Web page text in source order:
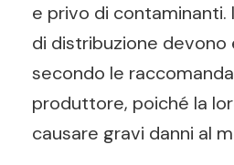
e privo di contaminanti.
di distribuzione
secondo le
produttore, poiché la
causare gravi danni al